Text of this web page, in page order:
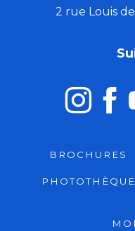
2 rue Louis
BROCHURES
PHOTOTHÈQUE